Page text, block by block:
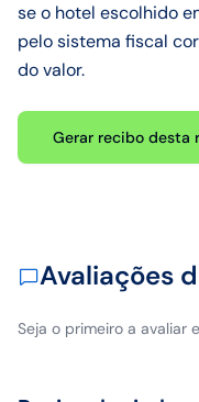
se o hotel escolhido
pelo sistema fiscal
do valor.
Gerar recibo desta
Avaliações
Seja o primeiro a avaliar